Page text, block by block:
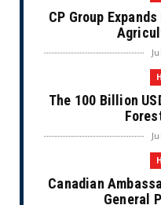
CP Group
The 100 Billion
Canadian
General